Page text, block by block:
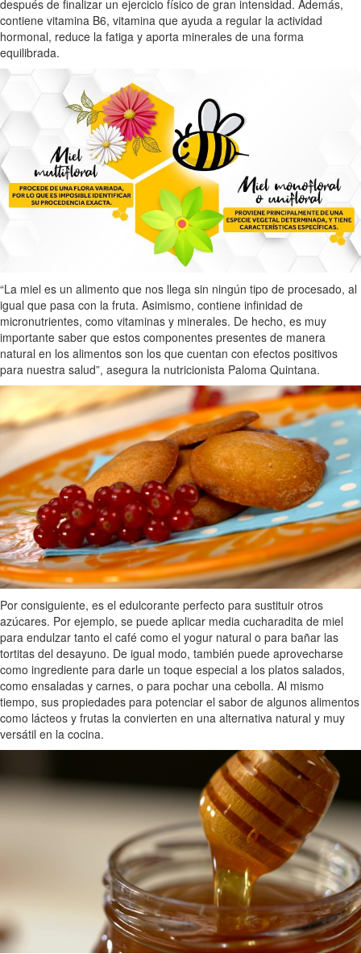
después de finalizar un ejercicio físico de gran intensidad. Además,
contiene vitamina B6, vitamina que ayuda a regular la actividad
hormonal, reduce la fatiga y aporta minerales de una forma
equilibrada.
“La miel es un alimento que nos llega sin ningún tipo de procesado, al
igual que pasa con la fruta. Asimismo, contiene infinidad de
micronutrientes, como vitaminas y minerales. De hecho, es muy
importante saber que estos componentes presentes de manera
natural en los alimentos son los que cuentan con efectos positivos
para nuestra salud”, asegura la nutricionista Paloma Quintana.
Por consiguiente, es el edulcorante perfecto para sustituir otros
azúcares. Por ejemplo, se puede aplicar media cucharadita de miel
para endulzar tanto el café como el yogur natural o para bañar las
tortitas del desayuno. De igual modo, también puede aprovecharse
como ingrediente para darle un toque especial a los platos salados,
como ensaladas y carnes, o para pochar una cebolla. Al mismo
tiempo, sus propiedades para potenciar el sabor de algunos alimentos
como lácteos y frutas la convierten en una alternativa natural y muy
versátil en la cocina.